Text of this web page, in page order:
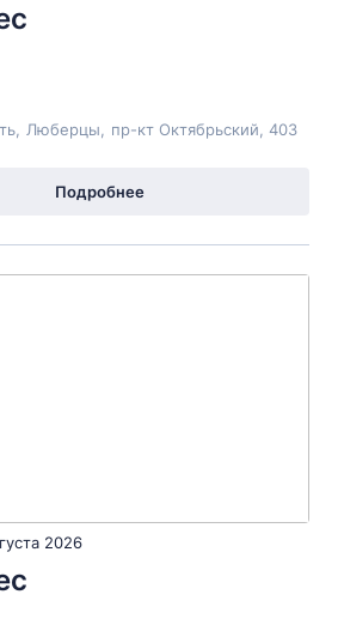
Люберцы пр-кт Октябрьский , 403
Подробнее
2026